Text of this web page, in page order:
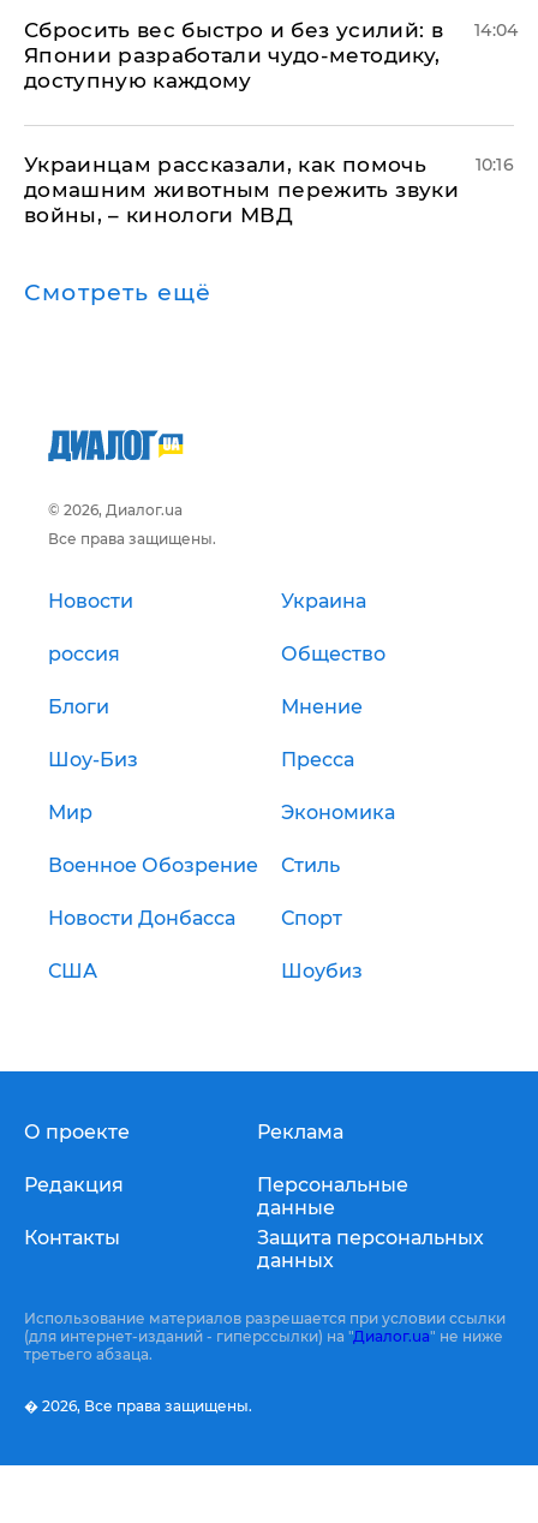
Сбросить вес быстро и без усилий: в
Японии разработали чудо-методику,
доступную каждому
14:04
Украинцам рассказали, как помочь
домашним животным пережить звуки
войны, – кинологи МВД
10:16
Смотреть ещё
© 2026, Диалог.ua
Все права защищены.
Новости Украина
россия Общество
Блоги Мнение
Шоу-Биз Пресса
Мир Экономика
Военное Обозрение Стиль
Новости Донбасса Спорт
США Шоубиз
О проекте
Редакция
Контакты
Реклама
Персональные
данные
Защита персональных
данных
Использование материалов разрешается при условии ссылки
(для интернет-изданий - гиперссылки) на "Диалог.ua" не ниже
третьего абзаца.
� 2026, Все права защищены.